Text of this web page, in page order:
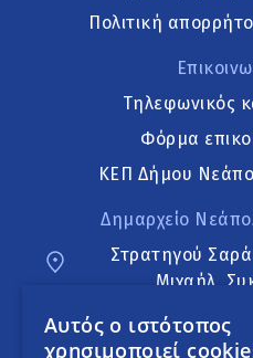
Πολιτική
Τηλεφωνικός
Φόρμα
ΚΕΠ Δήμου
Δημαρχείο
Στρατηγού
Μιχαήλ,
Αυτός ο ιστότοπος
χρησιμοποιεί